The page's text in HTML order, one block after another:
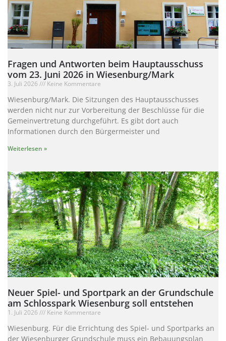
Fragen und Antworten beim Hauptausschuss
vom 23. Juni 2026 in Wiesenburg/Mark
3. Juli 2026 Keine Kommentare
Wiesenburg/Mark. Die Sitzungen des Hauptausschusses
werden nicht nur zur Vorbereitung der Beschlüsse für die
Gemeinvertretung durchgeführt. Es gibt dort auch
Informationen durch den Bürgermeister und
Weiterlesen »
Neuer Spiel- und Sportpark an der Grundschule
am Schlosspark Wiesenburg soll entstehen
1. Juli 2026 Keine Kommentare
Wiesenburg. Für die Errichtung des Spiel- und Sportparks an
der Wiesenburger Grundschule muss ein Bebauungsplan